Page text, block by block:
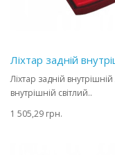
Ліхтар задній
Ліхтар задній
внутрішній світлий..
1 505,29 грн.